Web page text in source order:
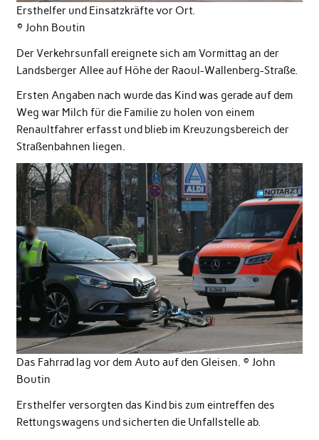
Ersthelfer und Einsatzkräfte vor Ort.
©️ John Boutin
Der Verkehrsunfall ereignete sich am Vormittag an der
Landsberger Allee auf Höhe der Raoul-Wallenberg-Straße.
Ersten Angaben nach wurde das Kind was gerade auf dem
Weg war Milch für die Familie zu holen von einem
Renaultfahrer erfasst und blieb im Kreuzungsbereich der
Straßenbahnen liegen.
Das Fahrrad lag vor dem Auto auf den Gleisen. ©️ John
Boutin
Ersthelfer versorgten das Kind bis zum eintreffen des
Rettungswagens und sicherten die Unfallstelle ab.